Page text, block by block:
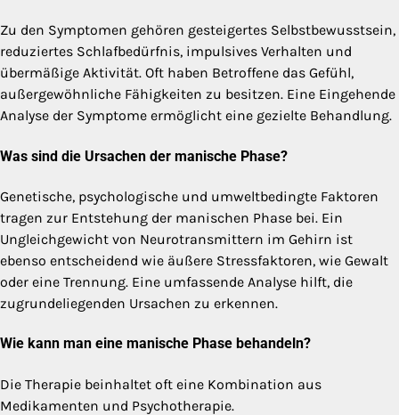
Zu den Symptomen gehören gesteigertes Selbstbewusstsein,
reduziertes Schlafbedürfnis, impulsives Verhalten und
übermäßige Aktivität. Oft haben Betroffene das Gefühl,
außergewöhnliche Fähigkeiten zu besitzen. Eine Eingehende
Analyse der Symptome ermöglicht eine gezielte Behandlung.
Was sind die Ursachen der manische Phase?
Genetische, psychologische und umweltbedingte Faktoren
tragen zur Entstehung der manischen Phase bei. Ein
Ungleichgewicht von Neurotransmittern im Gehirn ist
ebenso entscheidend wie äußere Stressfaktoren, wie Gewalt
oder eine Trennung. Eine umfassende Analyse hilft, die
zugrundeliegenden Ursachen zu erkennen.
Wie kann man eine manische Phase behandeln?
Die Therapie beinhaltet oft eine Kombination aus
Medikamenten und Psychotherapie.